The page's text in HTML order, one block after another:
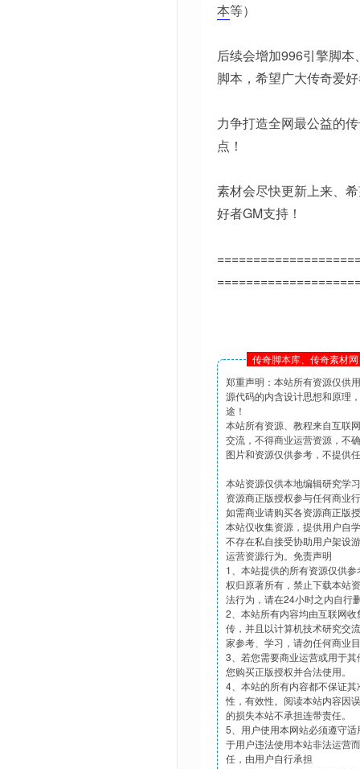
本等）
后续会增加996引擎脚本
脚本，希望广大传奇爱
力争打造全网最公益的
点！
素材会尽快更新上来、
好者GM支持！
传奇脚本库、传奇素材
郑重声明：本站所有资源仅供
源代码的内含设计思想和原理
途！
本站所有资源、教程来自互联
交流，不得商业运营资源，不
图片和资源仅供参考，不提供
本站资源仅供本地编辑研究学
资源商正版授权参与任何商业
如需商业请购买各资源商正版
本站仅收集资源，提供用户自
不存在私自接受协助用户架设
运营资源行为。免责声明
1、本站提供的所有资源仅供
权归原著所有，禁止下载本站
法行为，请在24小时之内自行
2、本站所有内容均由互联网
传，并且以计算机技术研究交
家参考、学习，请勿任何商业
3、若您需要商业运营或用于
您购买正版授权并合法使用。
4、本站的所有内容都不保证
性，有效性。阅读本站内容因
的损失本站不承担连带责任。
5、用户使用本网站必须遵守
于用户违法使用本站非法运营
任，由用户自行承担